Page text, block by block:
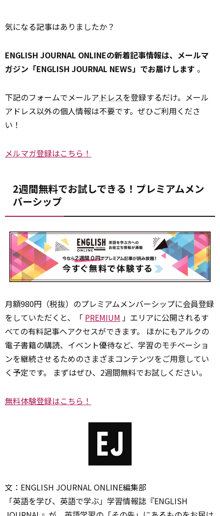
気になる記事はありましたか？
ENGLISH JOURNAL ONLINEの新着記事情報は、メールマ
ガジン「ENGLISH JOURNAL NEWS」でお届けします 。
下記のフォームでメールア ドレスを登録するだけ。メール
アドレス以外の個人情報は不要です。ぜひご利用くださ
い！
メルマガ登録はこちら！
2週間無料でお試しできる！プレミアムメン
バーシップ
月額980円（税抜）のプレミアムメンバーシップに会員登録
をしていただくと、「 PREMIUM 」エリアに公開されるす
べての有料記事へアクセスができます。 ほかにもアルクの
電子書籍の購読、イベント優待など、学習のモチベーショ
ンを継続させるためのさまざまコンテンツをご用意してい
く予定です。 まずはぜひ、2週間無料でお試しください。
無料体験登録はこちら！
文：ENGLISH JOURNAL ONLINE編集部
「英語を学び、英語で学ぶ」学習情報誌『ENGLISH